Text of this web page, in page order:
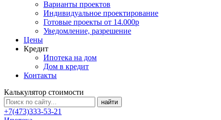
Варианты проектов
Индивидуальное проектирование
Готовые проекты от 14.000р
Уведомление, разрешение
Цены
Кредит
Ипотека на дом
Дом в кредит
Контакты
Калькулятор стоимости
+7(473)333-53-21